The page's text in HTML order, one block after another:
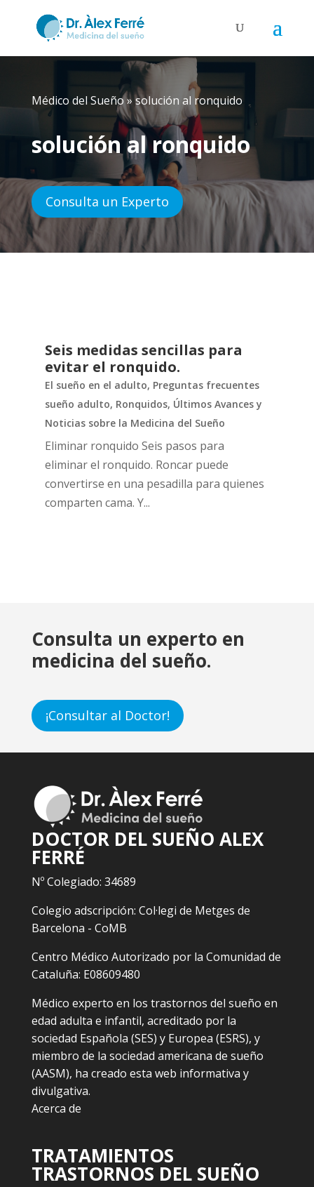
Médico del Sueño»solución al ronquido
solución al ronquido
Consulta un Experto
Seis medidas sencillas para
evitar el ronquido.
El sueño en el adulto, Preguntas frecuentes
sueño adulto, Ronquidos, Últimos Avances y
Noticias sobre la Medicina del Sueño
Eliminar ronquido Seis pasos para
eliminar el ronquido. Roncar puede
convertirse en una pesadilla para quienes
comparten cama. Y...
Consulta un experto en
medicina del sueño.
¡Consultar al Doctor!
DOCTOR DEL SUEÑO ALEX
FERRÉ
Nº Colegiado: 34689
Colegio adscripción: Col·legi de Metges de
Barcelona - CoMB
Centro Médico Autorizado por la Comunidad de
Cataluña: E08609480
Médico experto en los trastornos del sueño en
edad adulta e infantil, acreditado por la
sociedad Española (SES) y Europea (ESRS), y
miembro de la sociedad americana de sueño
(AASM), ha creado esta web informativa y
divulgativa.
Acerca de
TRATAMIENTOS
TRASTORNOS DEL SUEÑO